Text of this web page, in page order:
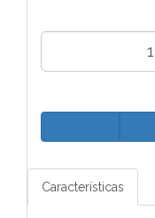
Características